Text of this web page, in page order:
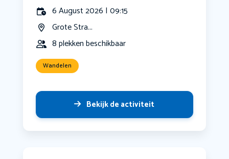
6 August 2026 | 09:15
Grote Stra...
8 plekken beschikbaar
Wandelen
Bekijk de activiteit